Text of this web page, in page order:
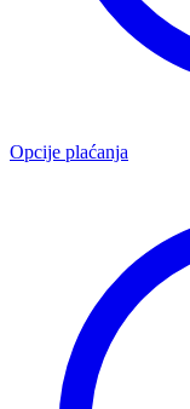
Opcije plaćanja